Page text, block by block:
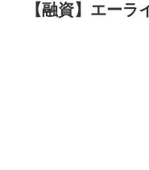
【融資】エーラ